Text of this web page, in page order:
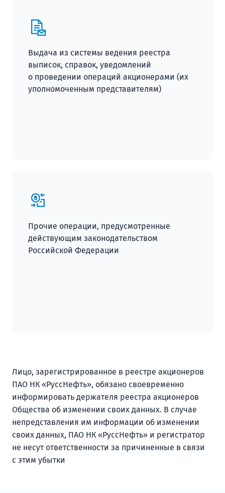
Выдача из системы ведения реестра
выписок, справок, уведомлений
о проведении операций акционерами (их
уполномоченным представителям)
Прочие операции, предусмотренные
действующим законодательством
Российской Федерации
Лицо, зарегистрированное в реестре акционеров
ПАО НК «РуссНефть», обязано своевременно
информировать держателя реестра акционеров
Общества об изменении своих данных. В случае
непредставления им информации об изменении
своих данных, ПАО НК «РуссНефть» и регистратор
не несут ответственности за причиненные в связи
с этим убытки